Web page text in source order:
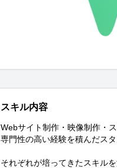
スキル内容
Webサイト制作・映像制作・
専門性の高い経験を積んだス
それぞれが培ってきたスキル